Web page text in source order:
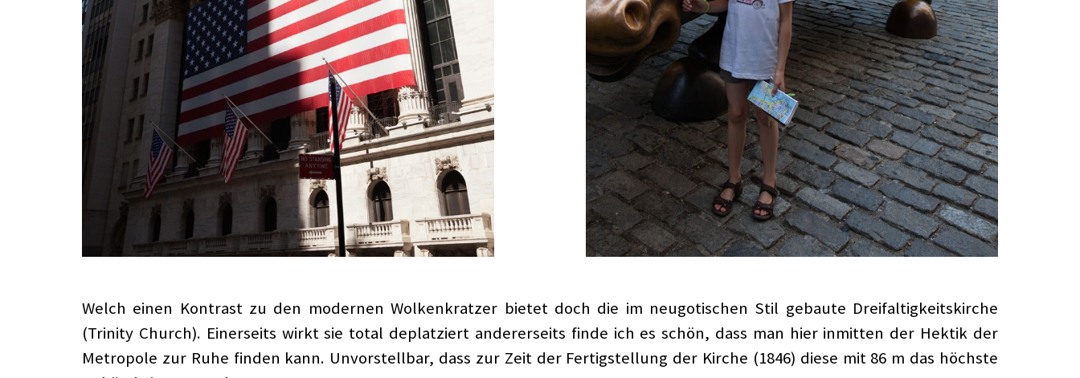
Welch einen Kontrast zu den modernen Wolkenkratzer bietet doch die im neugotischen Stil gebaute Dreifaltigkeitskirche
(Trinity Church). Einerseits wirkt sie total deplatziert andererseits finde ich es schön, dass man hier inmitten der Hektik der
Metropole zur Ruhe finden kann. Unvorstellbar, dass zur Zeit der Fertigstellung der Kirche (1846) diese mit 86 m das höchste